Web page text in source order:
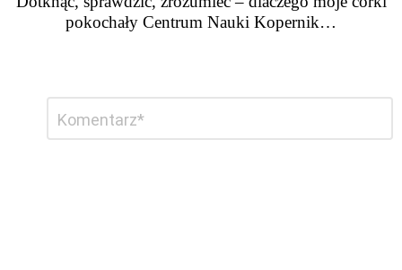
pokochały Centrum Nauki Kopernik…
komentarz